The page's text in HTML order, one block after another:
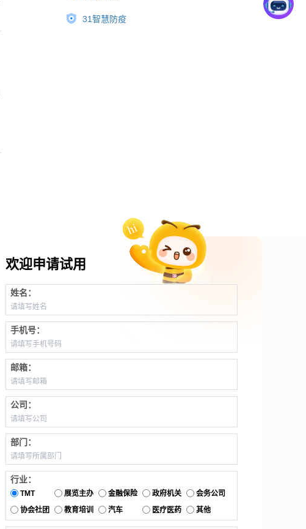
31智慧防疫
欢迎申请试用
姓名：
手机号：
邮箱：
公司：
部门：
行业：
TMT 展览主办 金融保险 政府机关
会务公司
协会社团
教育培训 汽车 医疗医药 其他